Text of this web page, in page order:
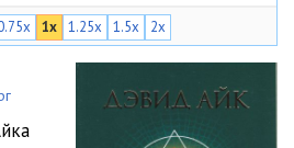
свой компьютерный вирус
Эйдж - всё равно 47:15
1x 1.25x 1.5x 2x